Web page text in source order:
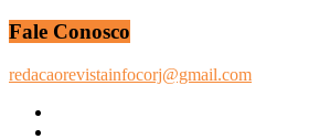
Fale Conosco
redacaorevistainfocorj@gmail.com